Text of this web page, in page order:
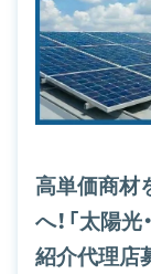
高単価商材
へ！「太陽光
紹介代理店